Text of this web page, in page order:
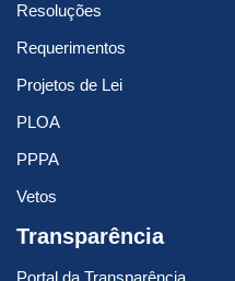
Resoluções
Requerimentos
Projetos de Lei
PLOA
PPPA
Vetos
Transparência